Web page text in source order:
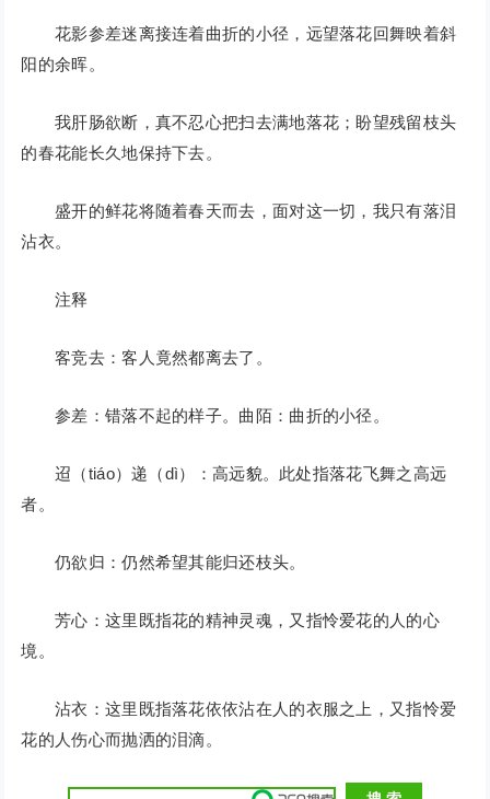
花影参差迷离接连着曲折的小径，远望落花回舞映着斜
阳的余晖。
我肝肠欲断，真不忍心把扫去满地落花；盼望残留枝头
的春花能长久地保持下去。
盛开的鲜花将随着春天而去，面对这一切，我只有落泪
沾衣。
注释
客竞去：客人竟然都离去了。
参差：错落不起的样子。曲陌：曲折的小径。
迢（tiáo）递（dì）：高远貌。此处指落花飞舞之高远
者。
仍欲归：仍然希望其能归还枝头。
芳心：这里既指花的精神灵魂，又指怜爱花的人的心
境。
沾衣：这里既指落花依依沾在人的衣服之上，又指怜爱
花的人伤心而抛洒的泪滴。